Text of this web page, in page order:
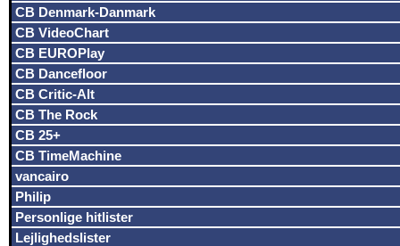
CB Denmark-Danmark
CB VideoChart
CB EUROPlay
CB Dancefloor
CB Critic-Alt
CB The Rock
CB 25+
CB TimeMachine
vancairo
Philip
Personlige hitlister
Lejlighedslister